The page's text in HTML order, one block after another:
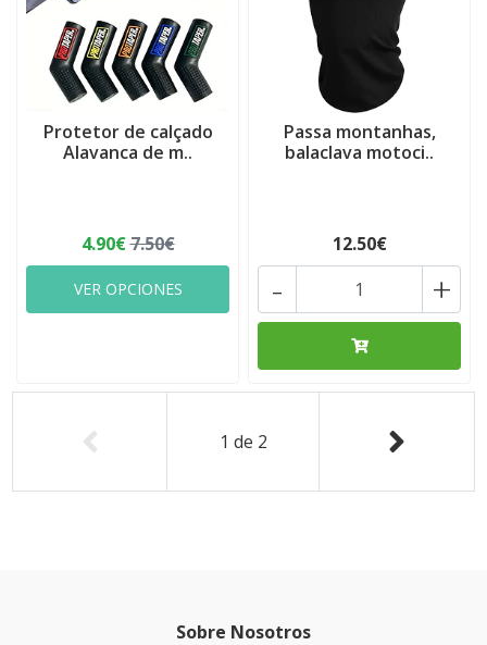
Protetor de calçado
Alavanca de m..
4.90€7.50€
VER OPCIONES
Passa montanhas,
balaclava motoci..
12.50€
+
-
1 de 2
Sobre Nosotros